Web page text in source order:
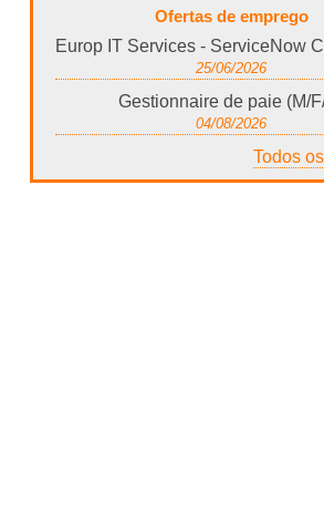
Ofertas de emprego
25/06/2026
Gestionnaire de paie (M/
04/08/2026
Todos